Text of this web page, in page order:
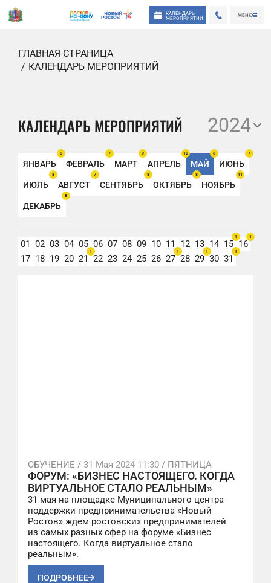
КАЛЕНДАРЬ
МЕРОПРИЯТИЙ
МЕНЮ
ГЛАВНАЯ СТРАНИЦА
КАЛЕНДАРЬ МЕРОПРИЯТИЙ
КАЛЕНДАРЬ МЕРОПРИЯТИЙ 2024
ЯНВАРЬ
5
ФЕВРАЛЬ
7
МАРТ
9
АПРЕЛЬ
10
МАЙ
6
ИЮНЬ
7
ИЮЛЬ
8
АВГУСТ
7
СЕНТЯБРЬ
8
ОКТЯБРЬ
8
НОЯБРЬ
11
ДЕКАБРЬ
8
01 02 03 04 05 06 07 08 09 10 11 12 13 14 15
1
16
1
17 18 19 20 21
1
22 23 24 25 26 27
1
28 29
1
30 31
1
ОБУЧЕНИЕ / 31 Мая 2024 11:30 / ПЯТНИЦА
ФОРУМ: «БИЗНЕС НАСТОЯЩЕГО. КОГДА
ВИРТУАЛЬНОЕ СТАЛО РЕАЛЬНЫМ»
31 мая на площадке Муниципального центра
поддержки предпринимательства «Новый
Ростов» ждем ростовских предпринимателей
из самых разных сфер на форуме «Бизнес
настоящего. Когда виртуальное стало
реальным».
ПОДРОБНЕЕ